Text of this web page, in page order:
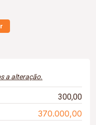
a alteração.
300,00
370.000,00